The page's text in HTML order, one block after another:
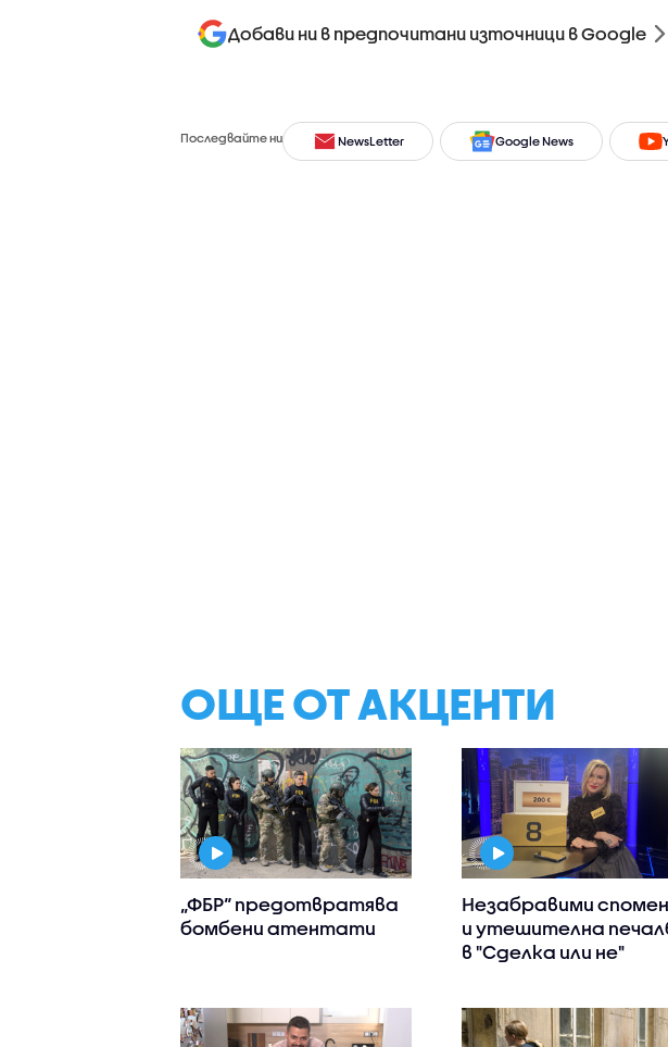
Добави ни в предпочитани източници в Google
Последвайте ни NewsLetter Google News
ОЩЕ ОТ АКЦЕНТИ
„ФБР“ предотвратява
бомбени атентати
Незабравими
и утешителна
в "Сделка или не"